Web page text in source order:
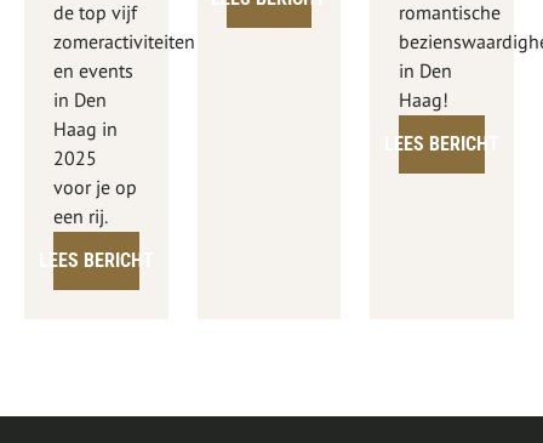
de top vijf
zomeractiviteiten
en events
in Den
Haag in
2025
voor je op
een rij.
LEES BERICHT
romantische
in Den
Haag!
LEES BERICHT